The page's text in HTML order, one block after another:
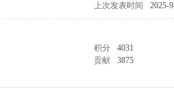
上次发表时间 2025-
积分
4031
贡献 3875